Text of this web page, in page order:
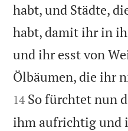
habt, und Städte,
habt, damit ihr in
und ihr esst von
Ölbäumen, die ihr
14 So fürchtet nun
ihm aufrichtig und